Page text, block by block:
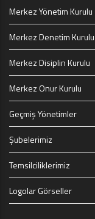
Merkez Yönetim Kurulu
Merkez Denetim Kurulu
Merkez Disiplin Kurulu
Merkez Onur Kurulu
Geçmiş Yönetimler
Şubelerimiz
Temsilciliklerimiz
Logolar Görseller